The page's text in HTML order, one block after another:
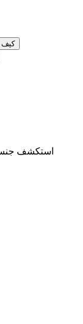
كيف
استكشف